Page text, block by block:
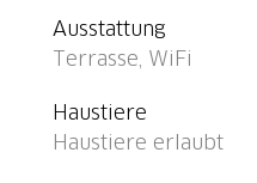
Wandergebiete: Val
Gotthardpass. Bitte
Geeignet für Familien,
Ausstattung
Terrasse, WiFi
Haustiere
Haustiere erlaubt